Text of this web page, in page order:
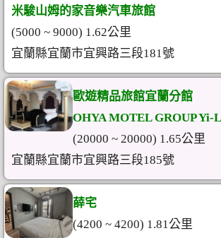
米駿山姆的家音樂汽車旅館
(5000 ~ 9000) 1.62公里
宜蘭縣宜蘭市宜興路三段181號
歐遊精品旅館宜蘭分館
OHYA MOTEL GROUP Yi-
(20000 ~ 20000) 1.65公里
宜蘭縣宜蘭市宜興路三段185號
薛宅
(4200 ~ 4200) 1.81公里